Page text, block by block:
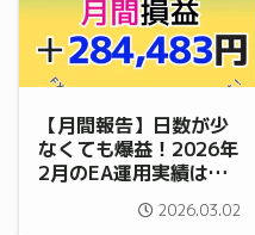
【月間報告】日数が少
なくても爆益！2026年
2月のEA運用実績は＋
284,483円でした
2026.03.02